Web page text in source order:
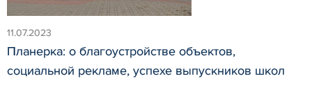
11.07.2023
Планерка: о благоустройстве объектов,
социальной рекламе, успехе выпускников школ